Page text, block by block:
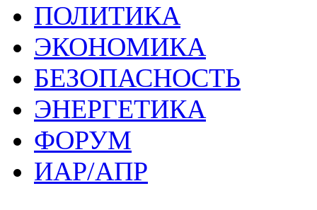
ПОЛИТИКА
ЭКОНОМИКА
БЕЗОПАСНОСТЬ
ЭНЕРГЕТИКА
ФОРУМ
ИАР/АПР